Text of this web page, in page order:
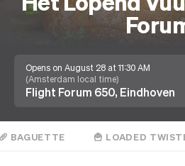
Opens on August 28 at 11:30 AM
(Amsterdam local time)
Flight Forum 650, Eindhoven
BAGUETTE 🍟 LOADED